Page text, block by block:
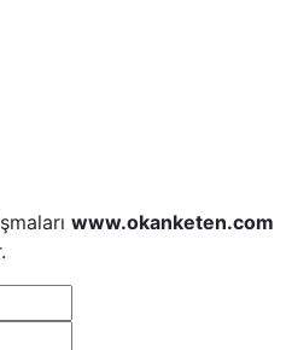
www.okanketen.com